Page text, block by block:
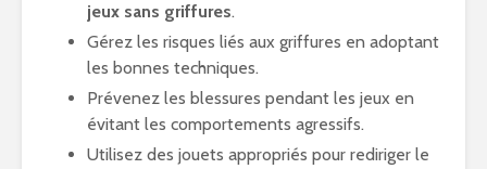
jeux sans griffures.
Gérez les risques liés aux griffures en adoptant
les bonnes techniques.
Prévenez les blessures pendant les jeux en
évitant les comportements agressifs.
Utilisez des jouets appropriés pour rediriger le